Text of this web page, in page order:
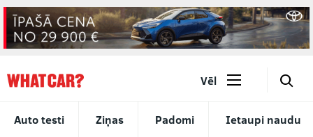
Auto testi Ziņas Padomi Ietaupi naudu
Vēl 🔎